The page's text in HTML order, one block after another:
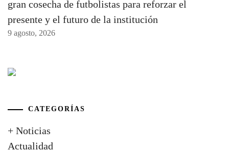
gran cosecha de futbolistas para reforzar el
presente y el futuro de la institución
9 agosto, 2026
CATEGORÍAS
+ Noticias
Actualidad